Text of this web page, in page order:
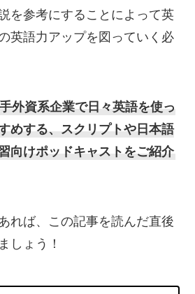
を参考にすることによって英
英語力アップを図っていく必
外資系企業で日々英語を使っ
めする、スクリプトや日本語
向けポッドキャストをご紹介
れば、この記事を読んだ直後
しょう！